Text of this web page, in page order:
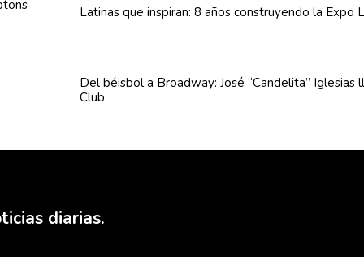
Latinas que inspiran: 8 años construyendo la Expo
Del béisbol a Broadway: José “Candelita” Iglesias
Club
diarias.